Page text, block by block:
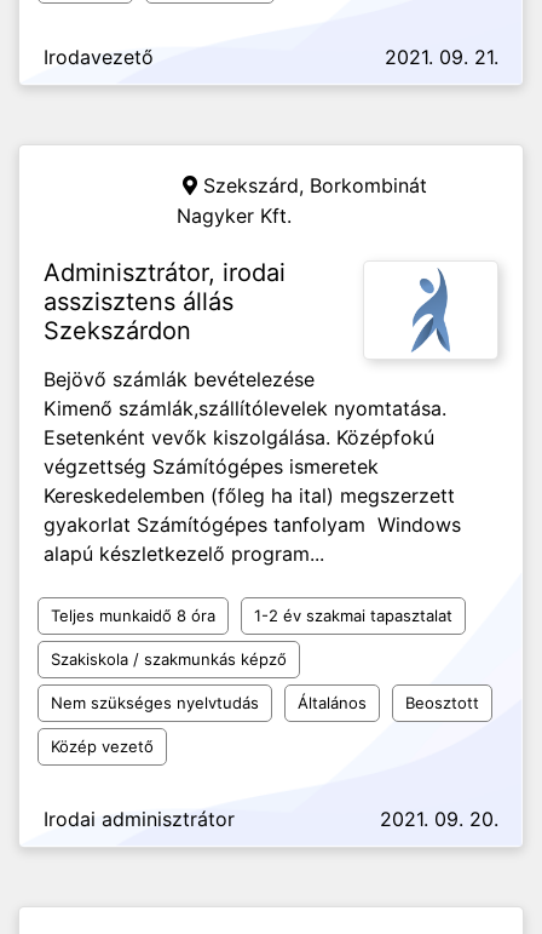
Irodavezető 2021. 09. 21.
Szekszárd, Borkombinát
Nagyker Kft.
Adminisztrátor, irodai
asszisztens állás
Szekszárdon
Bejövő számlák bevételezése
Kimenő számlák,szállítólevelek nyomtatása.
Esetenként vevők kiszolgálása. Középfokú
végzettség Számítógépes ismeretek
Kereskedelemben (főleg ha ital) megszerzett
gyakorlat Számítógépes tanfolyam Windows
alapú készletkezelő program...
Teljes munkaidő 8 óra 1-2 év szakmai tapasztalat
Szakiskola / szakmunkás képző
Nem szükséges nyelvtudás Általános Beosztott
Közép vezető
Irodai adminisztrátor 2021. 09. 20.